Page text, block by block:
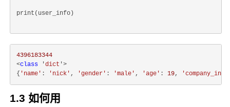
print(user_info)
4396183344
<class 'dict '>
{ 'name' : 'nick' , 'gender' : 'male' , 'age' : 19,
1.3 如何用